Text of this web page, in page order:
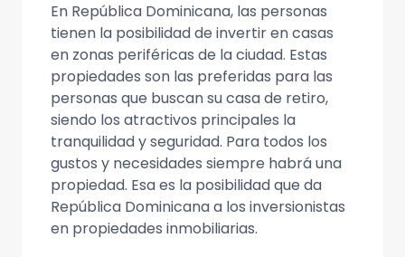
En República Dominicana, las personas
tienen la posibilidad de invertir en casas
en zonas periféricas de la ciudad. Estas
propiedades son las preferidas para las
personas que buscan su casa de retiro,
siendo los atractivos principales la
tranquilidad y seguridad. Para todos los
gustos y necesidades siempre habrá una
propiedad. Esa es la posibilidad que da
República Dominicana a los inversionistas
en propiedades inmobiliarias.